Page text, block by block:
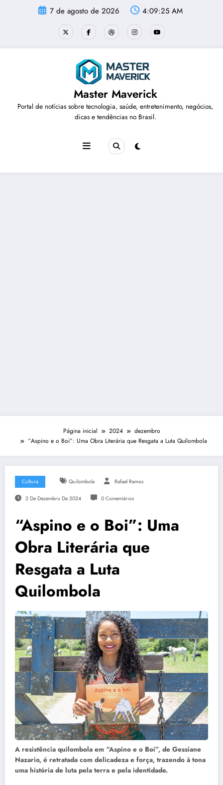
7 de agosto de 2026 4:09:26 AM
Master Maverick
Portal de notícias sobre tecnologia, saúde, entretenimento, negócios,
dicas e tendências no Brasil.
Página inicial 2024
dezembro
“Aspino e o Boi”: Uma Obra Literária que Resgata a Luta Quilombola
Cultura Quilombola Rafael Ramos
2 De Dezembro De 2024 0 Comentários
“Aspino e o Boi”: Uma
Obra Literária que
Resgata a Luta
Quilombola
A resistência quilombola em “Aspino e o Boi”, de Gessiane
Nazario, é retratada com delicadeza e força, trazendo à tona
uma história de luta pela terra e pela identidade.